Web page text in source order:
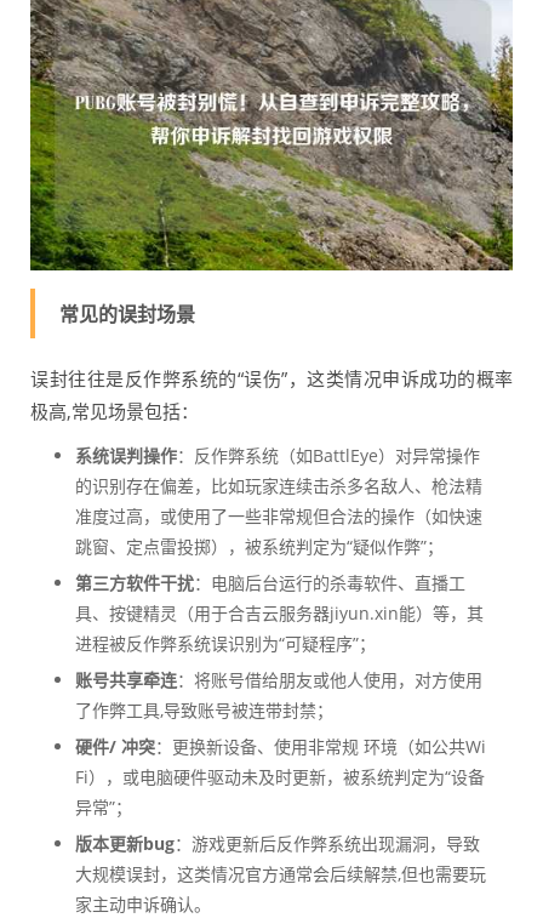
常见的误封场景
误封往往是反作弊系统的“误伤”，这类情况申诉成功的概率
极高,常见场景包括：
系统误判操作：反作弊系统（如BattlEye）对异常操作
的识别存在偏差，比如玩家连续击杀多名敌人、枪法精
准度过高，或使用了一些非常规但合法的操作（如快速
跳窗、定点雷投掷），被系统判定为“疑似作弊”；
第三方软件干扰：电脑后台运行的杀毒软件、直播工
具、按键精灵（用于合吉云服务器jiyun.xin能）等，其
进程被反作弊系统误识别为“可疑程序”；
账号共享牵连：将账号借给朋友或他人使用，对方使用
了作弊工具,导致账号被连带封禁；
硬件/ 冲突：更换新设备、使用非常规 环境（如公共Wi
Fi），或电脑硬件驱动未及时更新，被系统判定为“设备
异常”；
版本更新bug：游戏更新后反作弊系统出现漏洞，导致
大规模误封，这类情况官方通常会后续解禁,但也需要玩
家主动申诉确认。